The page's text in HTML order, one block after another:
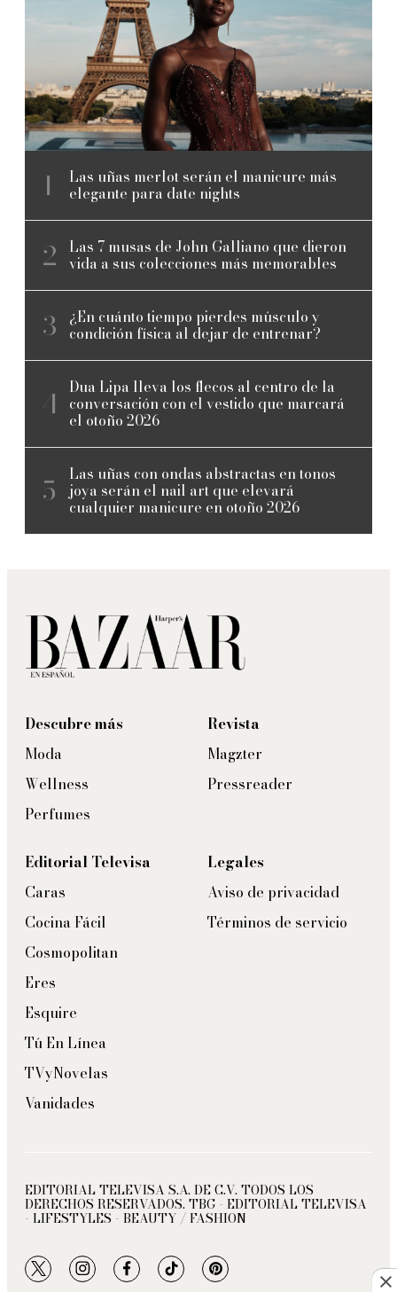
Las uñas merlot serán el manicure más
elegante para date nights
Las 7 musas de John Galliano que dieron
vida a sus colecciones más memorables
¿En cuánto tiempo pierdes músculo y
condición física al dejar de entrenar?
Dua Lipa lleva los flecos al centro de la
conversación con el vestido que marcará
el otoño 2026
Las uñas con ondas abstractas en tonos
joya serán el nail art que elevará
cualquier manicure en otoño 2026
Descubre más
Moda
Wellness
Perfumes
Revista
Magzter
Pressreader
Editorial Televisa
Caras
Cocina Fácil
Cosmopolitan
Eres
Esquire
Tú En Línea
TVyNovelas
Vanidades
Legales
Aviso de privacidad
Términos de servicio
EDITORIAL TELEVISA S.A. DE C.V. TODOS LOS
DERECHOS RESERVADOS. TBG - EDITORIAL TELEVISA
- LIFESTYLES - BEAUTY / FASHION
twitterinstagramfacebooktiktokpinterest